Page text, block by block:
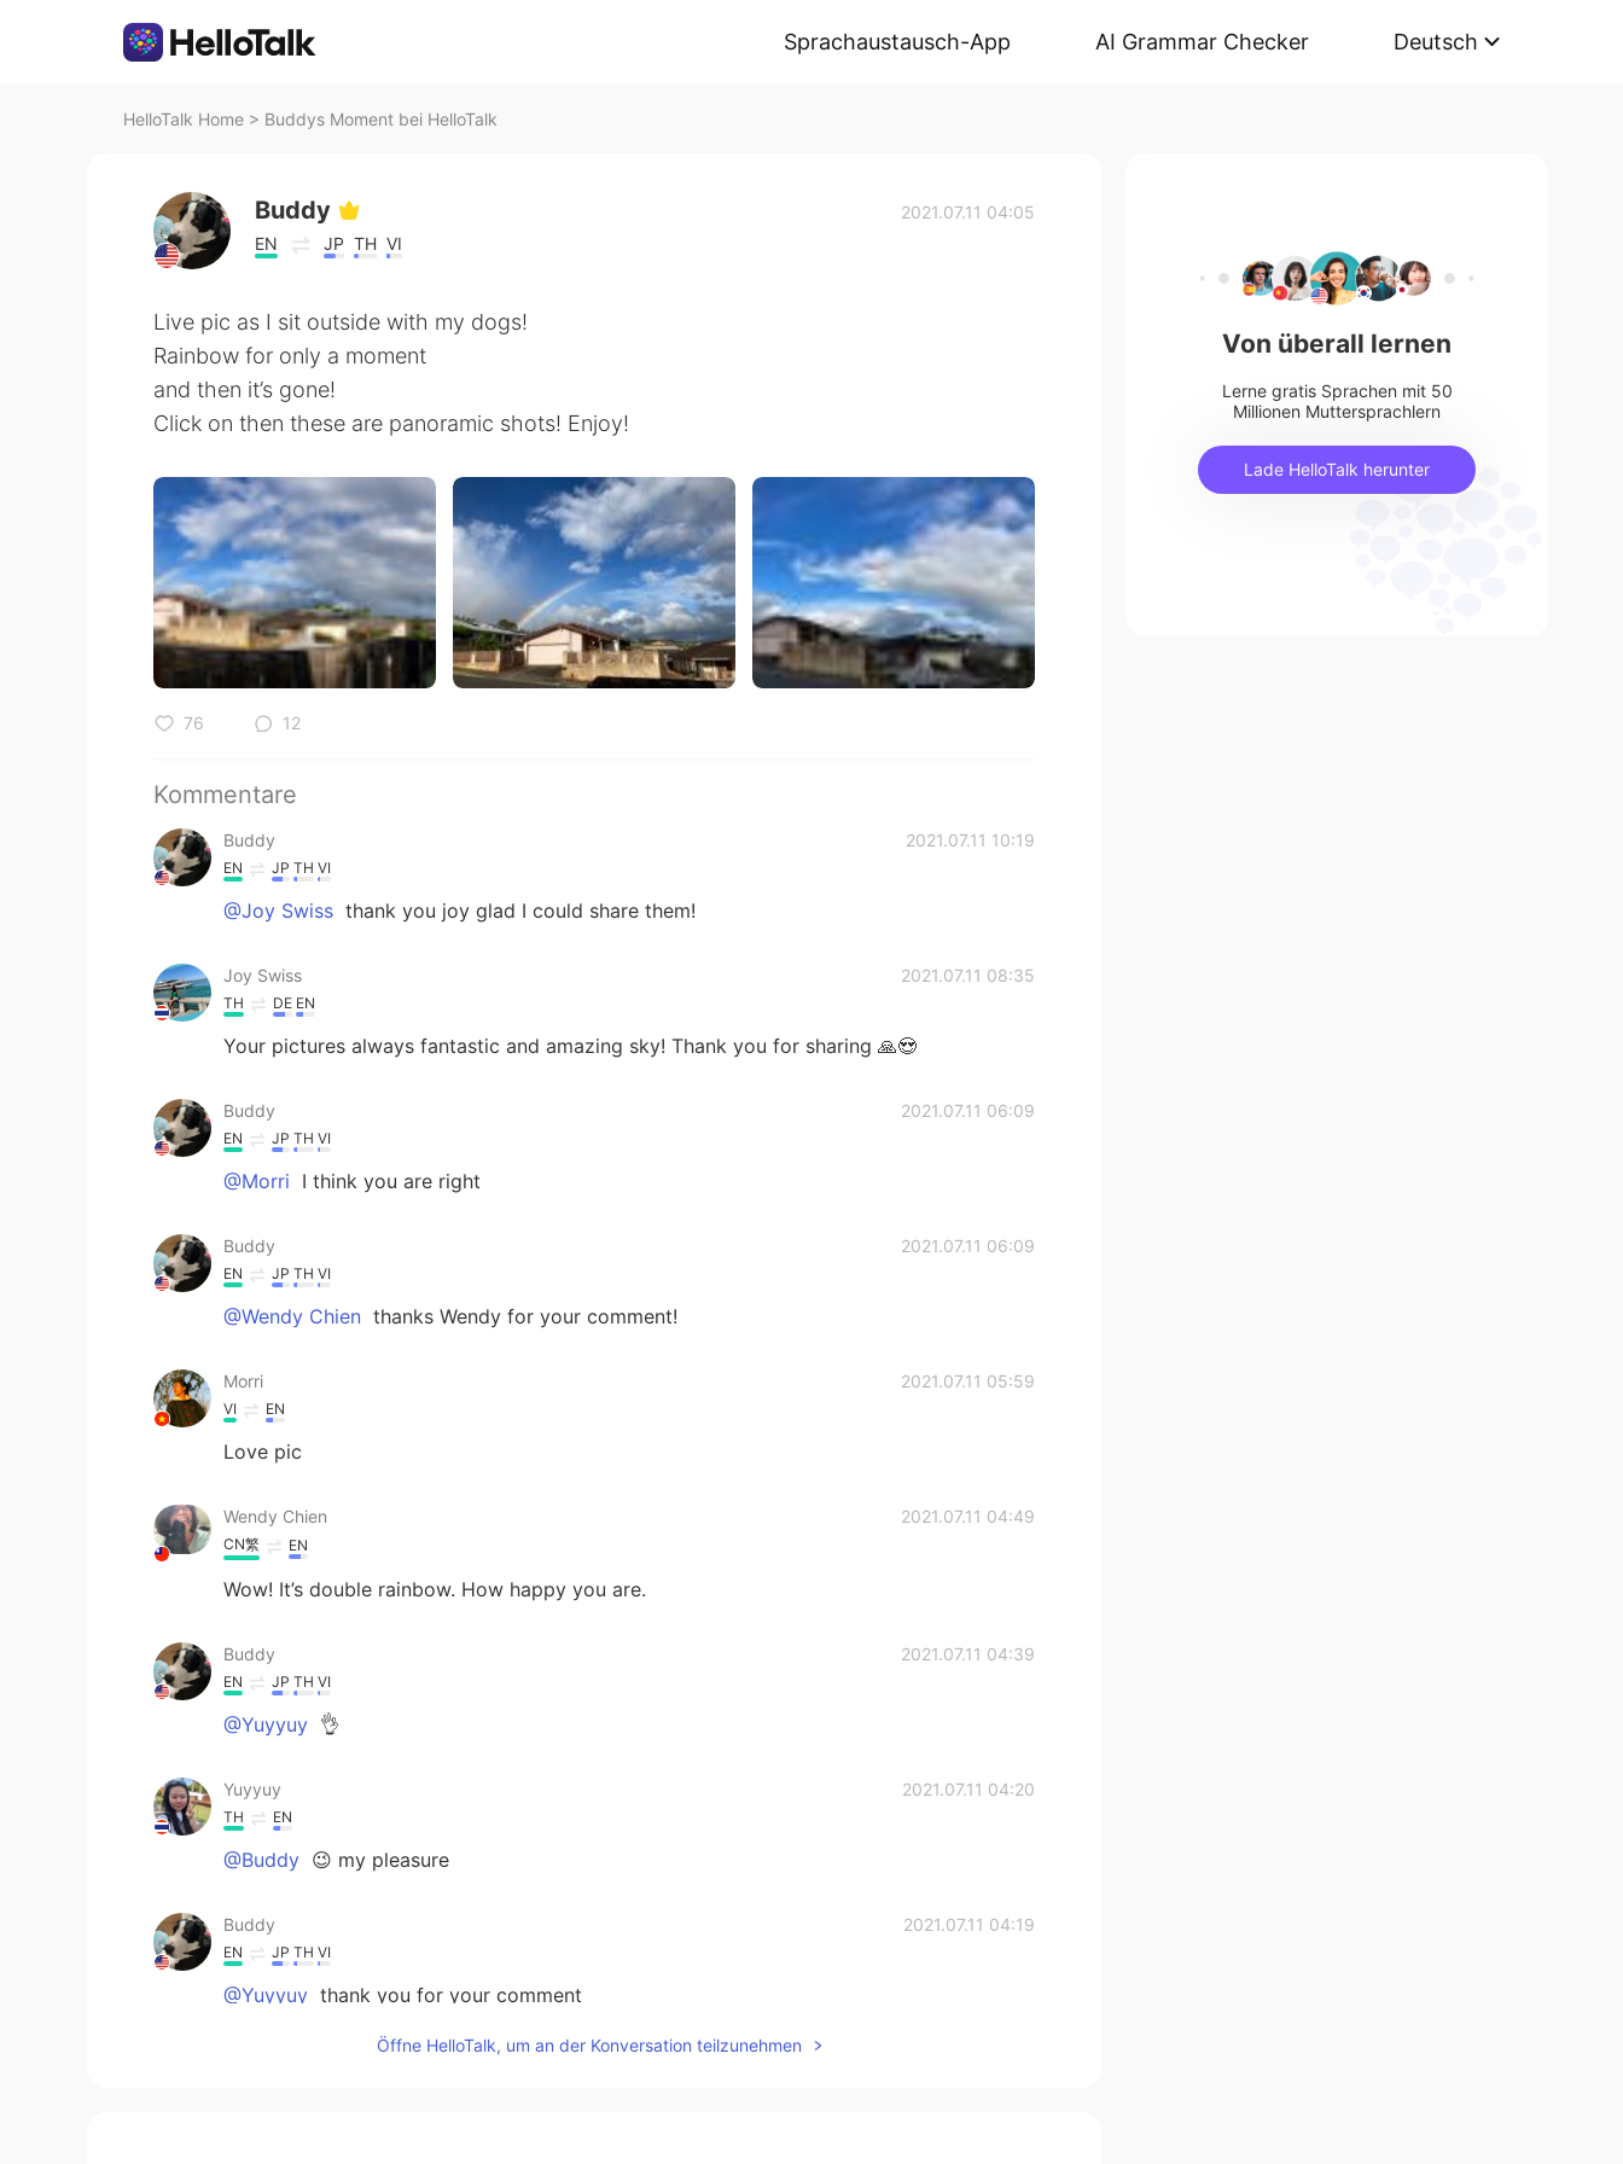
Sprachaustausch-App AI Grammar Checker Deutsch
HelloTalk Home > Buddys Moment bei HelloTalk
Buddy
EN JP TH VI
2021.07.11 04:05
Live pic as I sit outside with my dogs!
Rainbow for only a moment
and then it’s gone!
Click on then these are panoramic shots! Enjoy!
76 12
Kommentare
Buddy 2021.07.11 10:19
EN JP TH VI
@Joy Swiss thank you joy glad I could share them!
Joy Swiss 2021.07.11 08:35
TH DE EN
Your pictures always fantastic and amazing sky! Thank you for sharing 🙏😍
Buddy 2021.07.11 06:09
EN JP TH VI
@Morri I think you are right
Buddy 2021.07.11 06:09
EN JP TH VI
@Wendy Chien thanks Wendy for your comment!
Morri 2021.07.11 05:59
VI EN
Love pic
Wendy Chien 2021.07.11 04:49
CN繁 EN
Wow! It’s double rainbow. How happy you are.
Buddy 2021.07.11 04:39
EN JP TH VI
@Yuyyuy 👌
Yuyyuy 2021.07.11 04:20
TH EN
@Buddy 😉 my pleasure
Buddy 2021.07.11 04:19
EN JP TH VI
@Yuyyuy thank you for your comment
Öffne HelloTalk, um an der Konversation teilzunehmen
Von überall lernen
Lerne gratis Sprachen mit 50
Millionen Muttersprachlern
Lade HelloTalk herunter